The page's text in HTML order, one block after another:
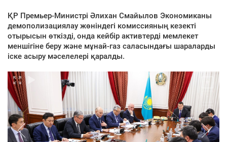
ҚР Премьер-Министрі Әлихан Смайылов Экономиканы
демополизациялау жөніндегі комиссияның кезекті
отырысын өткізді, онда кейбір активтерді мемлекет
меншігіне беру және мұнай-газ саласындағы шараларды
іске асыру мәселелері қаралды.